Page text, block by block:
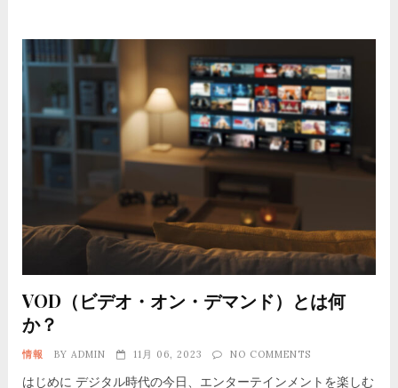
VOD（ビデオ・オン・デマンド）とは何
か？
情報 BY ADMIN 11月 06, 2023 NO COMMENTS
はじめに デジタル時代の今日、エンターテインメントを楽しむ